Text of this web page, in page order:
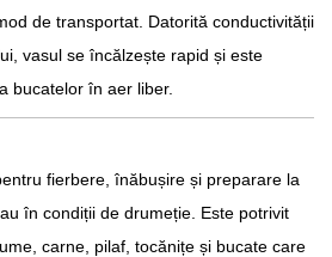
de transportat. Datorită conductivității
vasul se încălzește rapid și este
bucatelor în aer liber.
fierbere, înăbușire și preparare la
în condiții de drumeție. Este potrivit
carne, pilaf, tocănițe și bucate care